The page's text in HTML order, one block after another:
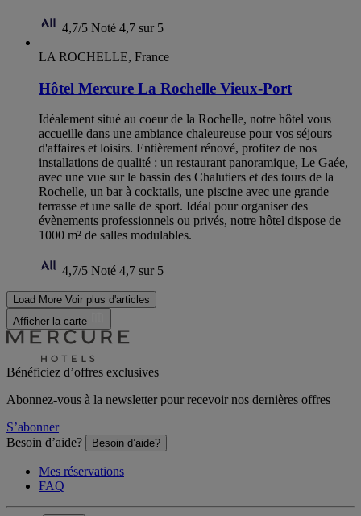
4,7/5 Noté 4,7 sur 5
LA ROCHELLE, France
Hôtel Mercure La Rochelle Vieux-Port
Idéalement situé au coeur de la Rochelle, notre hôtel vous
accueille dans une ambiance chaleureuse pour vos séjours
d'affaires et loisirs. Entièrement rénové, profitez de nos
installations de qualité : un restaurant panoramique, Le Gaée,
avec une vue sur le bassin des Chalutiers et des tours de la
Rochelle, un bar à cocktails, une piscine avec une grande
terrasse et une salle de sport. Idéal pour organiser des
évènements professionnels ou privés, notre hôtel dispose de
1000 m² de salles modulables.
4,7/5 Noté 4,7 sur 5
Load More Voir plus d'articles
Afficher la carte
Bénéficiez d’offres exclusives
Abonnez-vous à la newsletter pour recevoir nos dernières offres
S’abonner
Besoin d’aide?
Besoin d’aide?
Mes réservations
FAQ